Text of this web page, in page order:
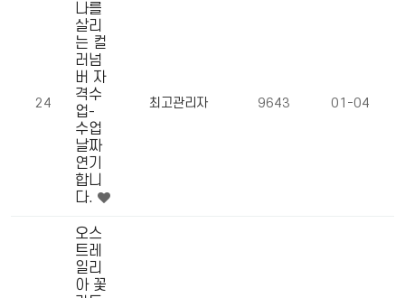
24
나를
살리
는 컬
러넘
버 자
격수
업-
수업
날짜
연기
합니
다.
최고관리자 9643 01-04
오스
트레
일리
아 꽃